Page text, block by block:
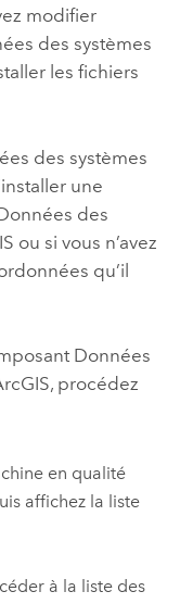
modifier
des systèmes
les fichiers
des systèmes
une
des
ou si vous n’avez
qu’il
Données
procédez
en qualité
affichez la liste
à la liste des